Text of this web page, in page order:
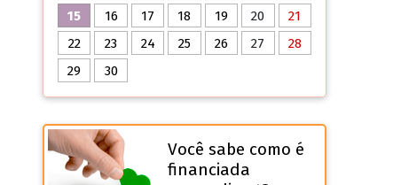
15
16 17 18 19 20
21
22
23 24 25 26 27
28
29
30
Você sabe como é
financiada